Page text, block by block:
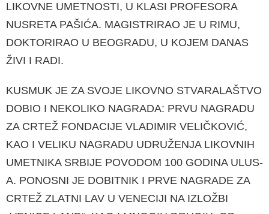
LIKOVNE UMETNOSTI, U KLASI PROFE­SORA
NUSRETA PAŠIĆA. MAGISTRIRAO JE U RIMU,
DOKTORIRAO U BEOGRADU, U KO­JEM DANAS
ŽIVI I RADI.
KUSMUK JE ZA SVOJE LIKOVNO STVA­RALAŠTVO
DOBIO I NEKOLIKO NAGRADA: PRVU NAGRADU
ZA CRTEŽ FONDACIJE VLADIMIR VELIČKOVIĆ,
KAO I VELIKU NA­GRADU UDRUŽENJA LIKOVNIH
UMETNIKA SRBIJE POVODOM 100 GODINA ULUS-
A. PO­NOSNI JE DOBITNIK I PRVE NAGRADE ZA
CRTEŽ ZLATNI LAV U VENECIJI NA IZLOŽBI